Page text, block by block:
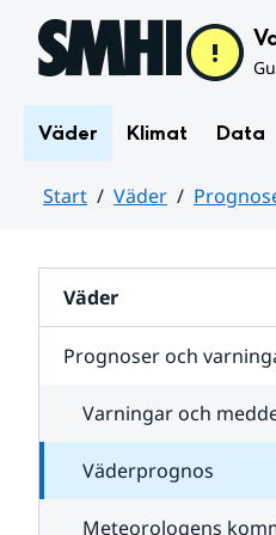
Hoppa till sidans innehåll
Väder Klimat Data
Start Väder
Väder
Prognoser och
Varningar och
Väderprognos
Meteorologens